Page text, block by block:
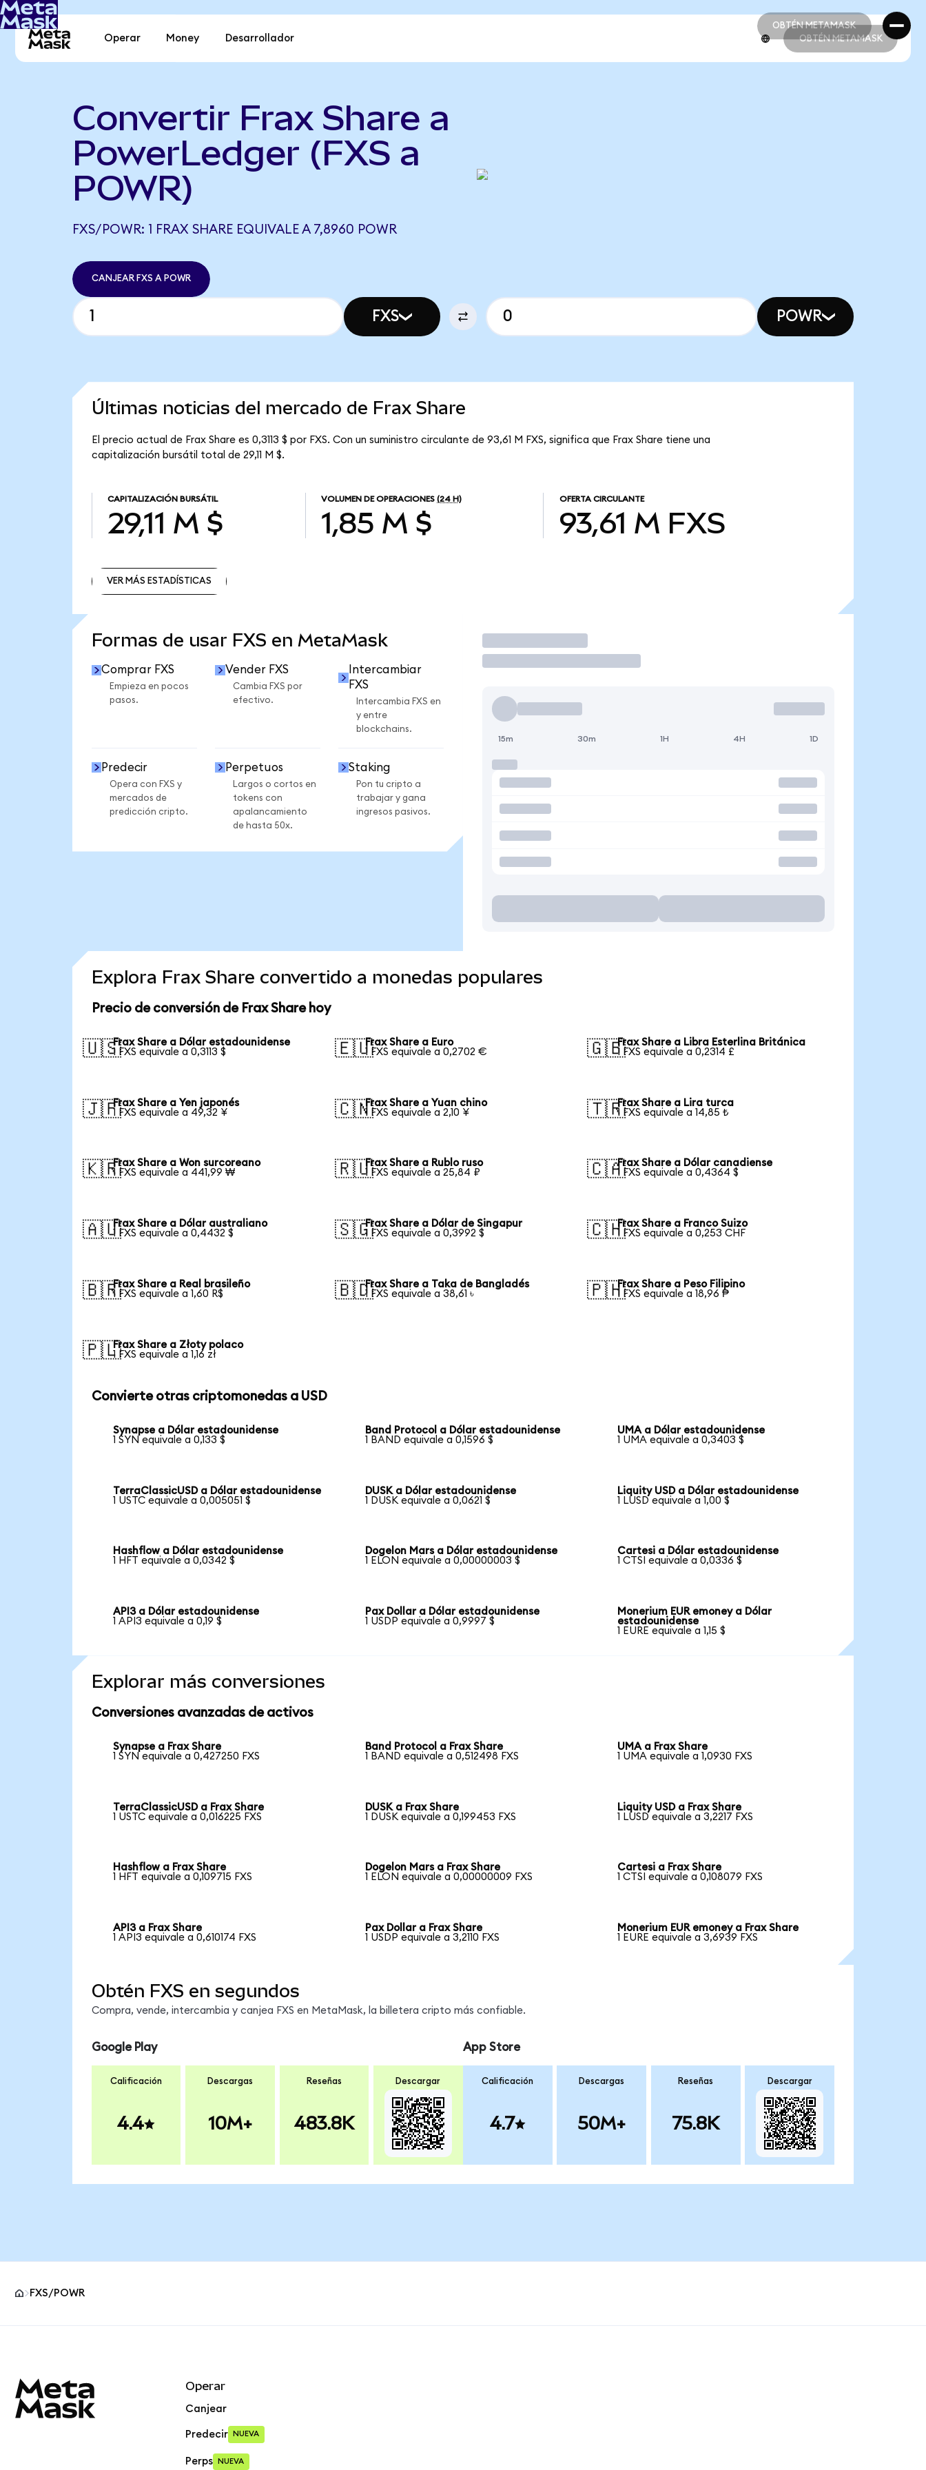
OBTÉN METAMASK
OBTÉN METAMASK
Operar Money Desarrollador OBTÉN METAMASK
Convertir Frax Share a
PowerLedger (FXS a
POWR)
FXS/POWR: 1 FRAX SHARE EQUIVALE A 7,8960 POWR
CANJEAR FXS A POWR
FXS POWR
Últimas noticias del mercado de Frax Share
El precio actual de Frax Share es 0,3113 $ por FXS. Con un suministro circulante de 93,61 M FXS, significa que Frax Share tiene una
capitalización bursátil total de 29,11 M $.
CAPITALIZACIÓN BURSÁTIL
29,11 M $
VOLUMEN DE OPERACIONES (24 H)
1,85 M $
OFERTA CIRCULANTE
93,61 M FXS
VER MÁS ESTADÍSTICAS
Formas de usar FXS en MetaMask
Comprar FXS
Empieza en pocos
pasos.
Vender FXS
Cambia FXS por
efectivo.
Intercambiar
FXS
Intercambia FXS en
y entre
blockchains.
Predecir
Opera con FXS y
mercados de
predicción cripto.
Perpetuos
Largos o cortos en
tokens con
apalancamiento
de hasta 50x.
Staking
Pon tu cripto a
trabajar y gana
ingresos pasivos.
Operar
15m 30m 1H 4H 1D
Explora Frax Share convertido a monedas populares
Precio de conversión de Frax Share hoy
🇺🇸Frax Share a Dólar estadounidense
1 FXS equivale a 0,3113 $
🇪🇺Frax Share a Euro
1 FXS equivale a 0,2702 €
🇬🇧Frax Share a Libra Esterlina Británica
1 FXS equivale a 0,2314 £
🇯🇵Frax Share a Yen japonés
1 FXS equivale a 49,32 ¥
🇨🇳Frax Share a Yuan chino
1 FXS equivale a 2,10 ¥
🇹🇷Frax Share a Lira turca
1 FXS equivale a 14,85 ₺
🇰🇷Frax Share a Won surcoreano
1 FXS equivale a 441,99 ₩
🇷🇺Frax Share a Rublo ruso
1 FXS equivale a 25,84 ₽
🇨🇦Frax Share a Dólar canadiense
1 FXS equivale a 0,4364 $
🇦🇺Frax Share a Dólar australiano
1 FXS equivale a 0,4432 $
🇸🇬Frax Share a Dólar de Singapur
1 FXS equivale a 0,3992 $
🇨🇭Frax Share a Franco Suizo
1 FXS equivale a 0,253 CHF
🇧🇷Frax Share a Real brasileño
1 FXS equivale a 1,60 R$
🇧🇩Frax Share a Taka de Bangladés
1 FXS equivale a 38,61 ৳
🇵🇭Frax Share a Peso Filipino
1 FXS equivale a 18,96 ₱
🇵🇱Frax Share a Złoty polaco
1 FXS equivale a 1,16 zł
Convierte otras criptomonedas a USD
Synapse a Dólar estadounidense
1 SYN equivale a 0,133 $
Band Protocol a Dólar estadounidense
1 BAND equivale a 0,1596 $
UMA a Dólar estadounidense
1 UMA equivale a 0,3403 $
TerraClassicUSD a Dólar estadounidense
1 USTC equivale a 0,005051 $
DUSK a Dólar estadounidense
1 DUSK equivale a 0,0621 $
Liquity USD a Dólar estadounidense
1 LUSD equivale a 1,00 $
Hashflow a Dólar estadounidense
1 HFT equivale a 0,0342 $
Dogelon Mars a Dólar estadounidense
1 ELON equivale a 0,00000003 $
Cartesi a Dólar estadounidense
1 CTSI equivale a 0,0336 $
API3 a Dólar estadounidense
1 API3 equivale a 0,19 $
Pax Dollar a Dólar estadounidense
1 USDP equivale a 0,9997 $
Monerium EUR emoney a Dólar
estadounidense
1 EURE equivale a 1,15 $
Explorar más conversiones
Conversiones avanzadas de activos
Synapse a Frax Share
1 SYN equivale a 0,427250 FXS
Band Protocol a Frax Share
1 BAND equivale a 0,512498 FXS
UMA a Frax Share
1 UMA equivale a 1,0930 FXS
TerraClassicUSD a Frax Share
1 USTC equivale a 0,016225 FXS
DUSK a Frax Share
1 DUSK equivale a 0,199453 FXS
Liquity USD a Frax Share
1 LUSD equivale a 3,2217 FXS
Hashflow a Frax Share
1 HFT equivale a 0,109715 FXS
Dogelon Mars a Frax Share
1 ELON equivale a 0,00000009 FXS
Cartesi a Frax Share
1 CTSI equivale a 0,108079 FXS
API3 a Frax Share
1 API3 equivale a 0,610174 FXS
Pax Dollar a Frax Share
1 USDP equivale a 3,2110 FXS
Monerium EUR emoney a Frax Share
1 EURE equivale a 3,6939 FXS
Obtén FXS en segundos
Compra, vende, intercambia y canjea FXS en MetaMask, la billetera cripto más confiable.
Google Play
Calificación
4.4
Descargas
10M+
Reseñas
483.8K
Descargar
App Store
Calificación
4.7
Descargas
50M+
Reseñas
75.8K
Descargar
FXS/POWR
Operar
Canjear
Predecir NUEVA
Perps NUEVA